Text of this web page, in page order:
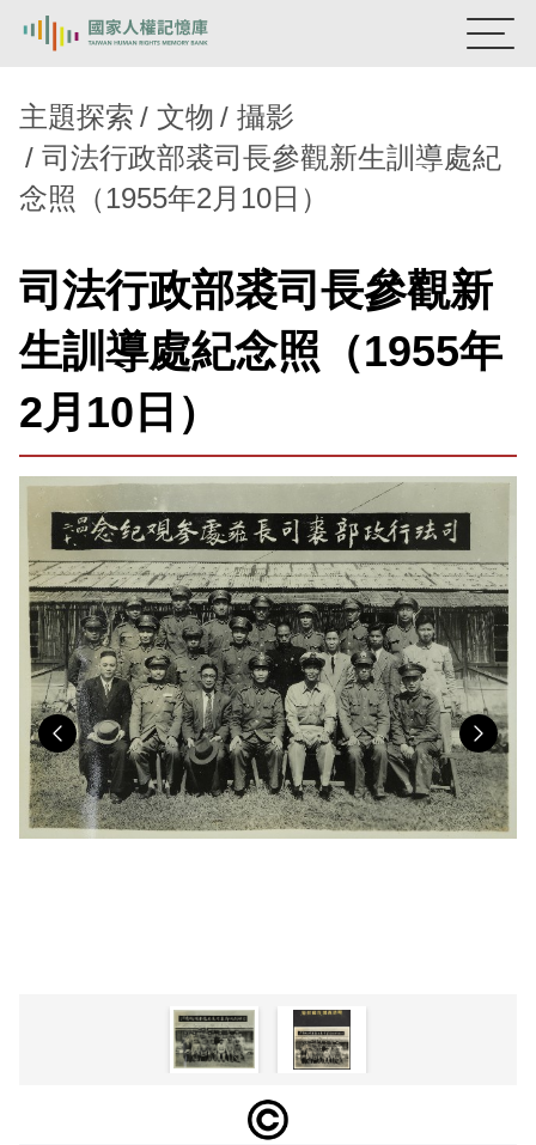
熱門關鍵字：陳孟和 李舜治 鹿窟事件
安康接待室
新生訓導處
蛋殼畫 送物單
背景知識
關於我們
意見信箱
主題探索 文物
攝影
司法行政部裘司長參觀新生訓導處紀
念照（1955年2月10日）
司法行政部裘司長參觀新
生訓導處紀念照（1955年
2月10日）
Previous